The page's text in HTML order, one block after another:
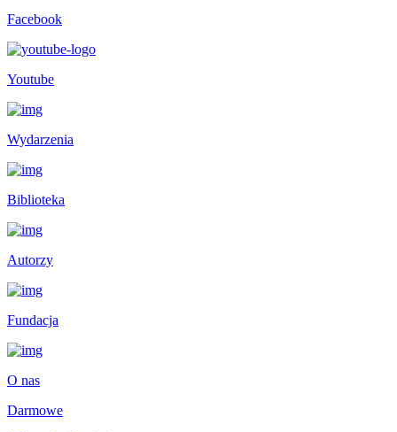
Facebook
Youtube
Wydarzenia
Biblioteka
Autorzy
Fundacja
O nas
Darmowe